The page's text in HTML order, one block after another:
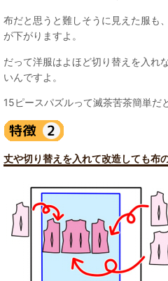
布だと思うと難しそうに見えた服も
が下がりますよ。
だって洋服はよほど切り替えを入れ
いんですよ。
15ピースパズルって滅茶苦茶簡単だ
丈や切り替えを入れて改造しても布